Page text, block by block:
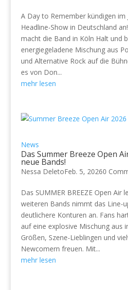
A Day to Remember kündigen im
Headline-Show in Deutschland
macht die Band in Köln Halt und
energiegeladene Mischung aus
und Alternative Rock auf die
es von Don...
mehr lesen
News
Das Summer Breeze Open
neue Bands!
Nessa DeletoFeb. 5, 20260
Das SUMMER BREEZE Open Air
weiteren Bands nimmt das Line-
deutlichere Konturen an. Fans
auf eine explosive Mischung aus
Größen, Szene-Lieblingen und
Newcomern freuen. Mit...
mehr lesen